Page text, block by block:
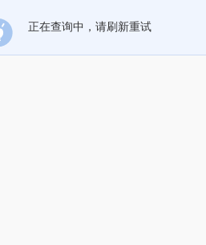
正在查询中，请刷新重试